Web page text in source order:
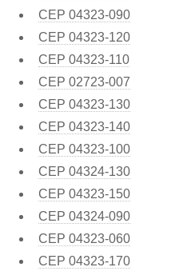
CEP 04323-090
CEP 04323-120
CEP 04323-110
CEP 02723-007
CEP 04323-130
CEP 04323-140
CEP 04323-100
CEP 04324-130
CEP 04323-150
CEP 04324-090
CEP 04323-060
CEP 04323-170